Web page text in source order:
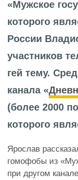
«Мужское
которого
России
участников
гей тему.
канала «
(более 2000
которого
Ярослав
гомофобы из
при другом